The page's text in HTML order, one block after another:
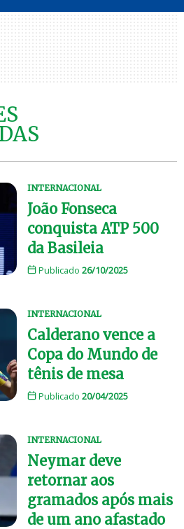
INTERNACIONAL
João Fonseca
conquista ATP 500
da Basileia
Publicado 26/10/2025
INTERNACIONAL
Calderano vence a
Copa do Mundo de
tênis de mesa
Publicado 20/04/2025
INTERNACIONAL
Neymar deve
retornar aos
gramados após mais
de um ano afastado